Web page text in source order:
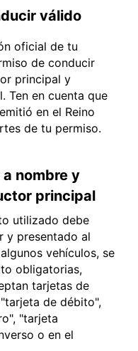
válido
oficial de tu
de conducir
principal y
Ten en cuenta que
en el Reino
de tu permiso.
nombre y
principal
utilizado debe
y presentado al
vehículos, se
obligatorias,
tarjetas de
de débito",
"tarjeta
o en el